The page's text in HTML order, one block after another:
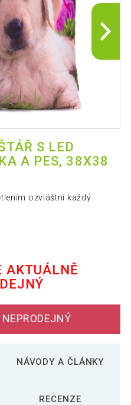
S LED
A PES, 38X38
ozvláštní každý
AKTUÁLNĚ
NÁVODY A ČLÁNKY
RECENZE